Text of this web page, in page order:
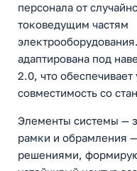
персонала от
токоведущим частям
адаптирована под
2.0, что обеспечивает
совместимость со
Элементы системы —
рамки и обрамления
решениями,